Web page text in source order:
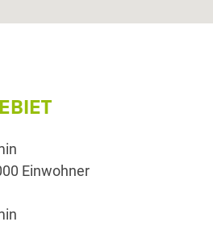
Einwohner